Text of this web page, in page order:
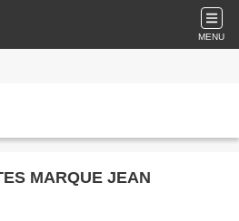
MENU
MARQUE JEAN